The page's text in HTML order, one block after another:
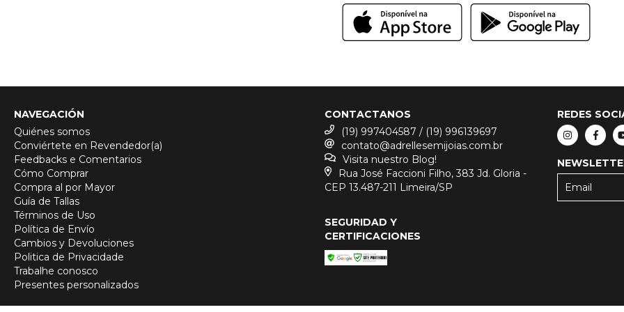
NAVEGACIÓN
Quiénes somos
Conviértete en Revendedor(a)
Feedbacks e Comentarios
Cómo Comprar
Compra al por Mayor
Guía de Tallas
Términos de Uso
Política de Envío
Cambios y Devoluciones
Politica de Privacidade
Trabalhe conosco
Presentes personalizados
CONTACTANOS
(19) 997404587 / (19) 996139697
contato@adrellesemijoias.com.br
Visita nuestro Blog!
Rua José Faccioni Filho, 383 Jd. Gloria -
CEP 13.487-211 Limeira/SP
REDES
SEGURIDAD Y
CERTIFICACIONES